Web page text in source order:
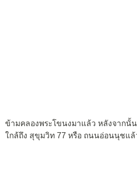
ข้ามคลองพระโขนงมาแล้ว หลังจากนั้น
ใกล้ถึง สุขุมวิท 77 หรือ ถนนอ่อนนุชแล้